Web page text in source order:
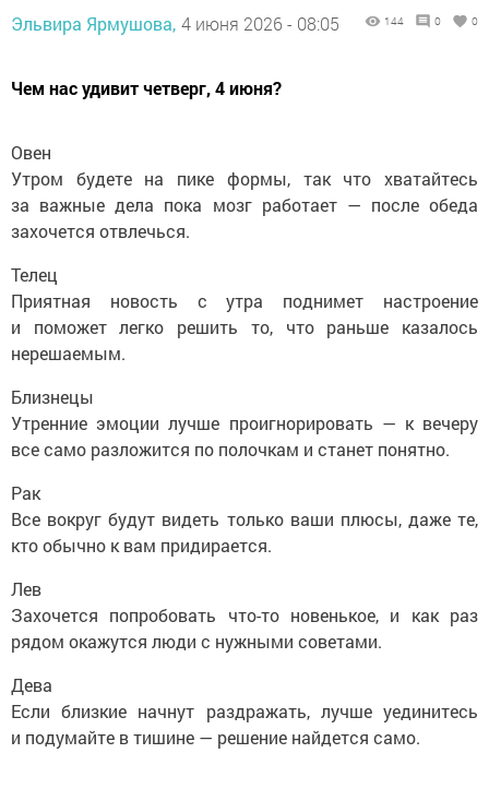
Эльвира Ярмушова, 4 июня 2026 - 08:05 144 0 0
Чем нас удивит четверг, 4 июня?
Овен
Утром будете на пике формы, так что хватайтесь
за важные дела пока мозг работает — после обеда
захочется отвлечься.
Телец
Приятная новость с утра поднимет настроение
и поможет легко решить то, что раньше казалось
нерешаемым.
Близнецы
Утренние эмоции лучше проигнорировать — к вечеру
все само разложится по полочкам и станет понятно.
Рак
Все вокруг будут видеть только ваши плюсы, даже те,
кто обычно к вам придирается.
Лев
Захочется попробовать что-то новенькое, и как раз
рядом окажутся люди с нужными советами.
Дева
Если близкие начнут раздражать, лучше уединитесь
и подумайте в тишине — решение найдется само.